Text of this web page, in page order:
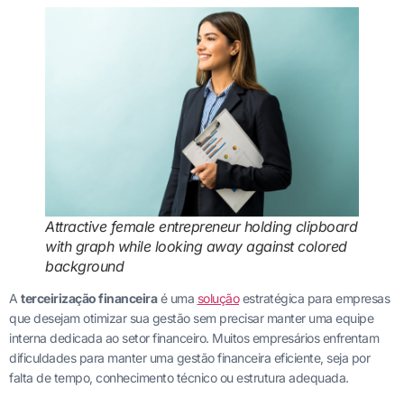
Attractive female entrepreneur holding clipboard
with graph while looking away against colored
background
A terceirização financeiraé uma soluçãoestratégica para empresas
que desejam otimizar sua gestão sem precisar manter uma equipe
interna dedicada ao setor financeiro. Muitos empresários enfrentam
dificuldades para manter uma gestão financeira eficiente, seja por
falta de tempo, conhecimento técnico ou estrutura adequada.